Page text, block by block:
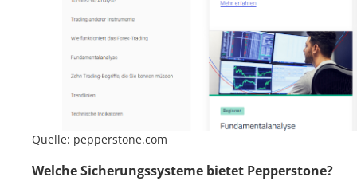
Quelle: pepperstone.com
Welche Sicherungssysteme bietet Pepperstone?